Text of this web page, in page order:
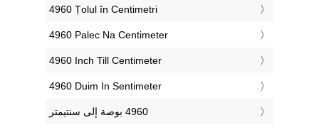
‎4960 Țolul în Centimetri
‎4960 Palec Na Centimeter
‎4960 Inch Till Centimeter
‎4960 Duim In Sentimeter